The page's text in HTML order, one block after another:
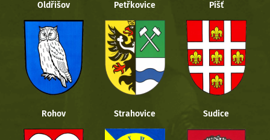
Oldřišov Petřkovice Píšť
Rohov Strahovice Sudice